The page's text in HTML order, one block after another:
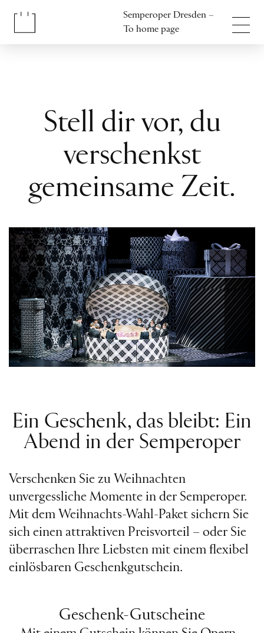
Semperoper Dresden –
To home page
Stell dir vor, du
verschenkst
gemeinsame Zeit.
Ein Geschenk, das bleibt: Ein
Abend in der Semperoper
Verschenken Sie zu Weihnachten
unvergessliche Momente in der Semperoper.
Mit dem Weihnachts-Wahl-Paket sichern Sie
sich einen attraktiven Preisvorteil – oder Sie
überraschen Ihre Liebsten mit einem flexibel
einlösbaren Geschenkgutschein.
Geschenk-Gutscheine